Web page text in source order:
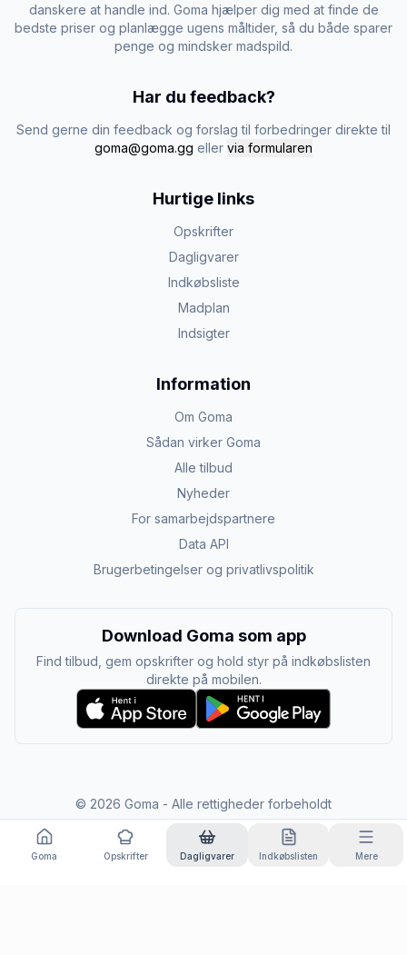
danskere at handle ind. Goma hjælper dig med at finde de
bedste priser og planlægge ugens måltider, så du både sparer
penge og mindsker madspild.
Har du feedback?
Send gerne din feedback og forslag til forbedringer direkte til
goma@goma.gg eller via formularen
Hurtige links
Opskrifter
Dagligvarer
Indkøbsliste
Madplan
Indsigter
Information
Om Goma
Sådan virker Goma
Alle tilbud
Nyheder
For samarbejdspartnere
Data API
Brugerbetingelser og privatlivspolitik
Download Goma som app
Find tilbud, gem opskrifter og hold styr på indkøbslisten
direkte på mobilen.
© 2026 Goma - Alle rettigheder forbeholdt
Goma Opskrifter Dagligvarer Indkøbslisten Mere